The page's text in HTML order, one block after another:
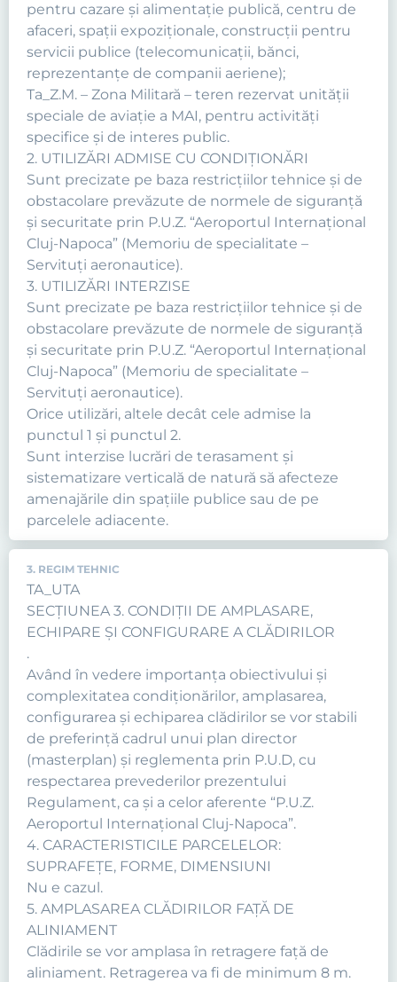
pentru cazare şi alimentaţie publică, centru de
afaceri, spaţii expoziţionale, construcţii pentru
servicii publice (telecomunicaţii, bănci,
reprezentanţe de companii aeriene);
Ta_Z.M. – Zona Militară – teren rezervat unităţii
speciale de aviaţie a MAI, pentru activităţi
specifice și de interes public.
2. UTILIZĂRI ADMISE CU CONDIŢIONĂRI
Sunt precizate pe baza restricţiilor tehnice şi de
obstacolare prevăzute de normele de siguranţă
şi securitate prin P.U.Z. “Aeroportul Internaţional
Cluj-Napoca” (Memoriu de specialitate –
Servituţi aeronautice).
3. UTILIZĂRI INTERZISE
Sunt precizate pe baza restricţiilor tehnice şi de
obstacolare prevăzute de normele de siguranţă
şi securitate prin P.U.Z. “Aeroportul Internaţional
Cluj-Napoca” (Memoriu de specialitate –
Servituţi aeronautice).
Orice utilizări, altele decât cele admise la
punctul 1 şi punctul 2.
Sunt interzise lucrări de terasament şi
sistematizare verticală de natură să afecteze
amenajările din spaţiile publice sau de pe
parcelele adiacente.
3. REGIM TEHNIC
TA_UTA
SECŢIUNEA 3. CONDIŢII DE AMPLASARE,
ECHIPARE ŞI CONFIGURARE A CLĂDIRILOR
.
Având în vedere importanţa obiectivului şi
complexitatea condiţionărilor, amplasarea,
configurarea şi echiparea clădirilor se vor stabili
de preferinţă cadrul unui plan director
(masterplan) şi reglementa prin P.U.D, cu
respectarea prevederilor prezentului
Regulament, ca şi a celor aferente “P.U.Z.
Aeroportul Internaţional Cluj-Napoca”.
4. CARACTERISTICILE PARCELELOR:
SUPRAFEŢE, FORME, DIMENSIUNI
Nu e cazul.
5. AMPLASAREA CLĂDIRILOR FAŢĂ DE
ALINIAMENT
Clădirile se vor amplasa în retragere faţă de
aliniament. Retragerea va fi de minimum 8 m.